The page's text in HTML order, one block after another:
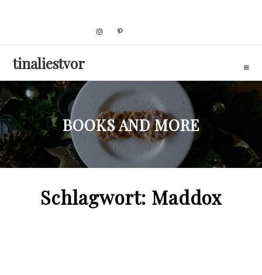
tinaliestvor
BOOKS AND MORE
Schlagwort: Maddox